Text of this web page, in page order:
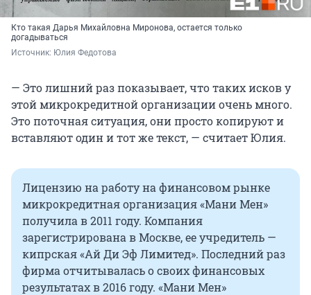
Кто такая Дарья Михайловна Миронова, остается только
догадываться
Источник: Юлия Федотова
— Это лишний раз показывает, что таких исков у
этой микрокредитной организации очень много.
Это поточная ситуация, они просто копируют и
вставляют один и тот же текст, — считает Юлия.
Лицензию на работу на финансовом рынке
микрокредитная организация «Мани Мен»
получила в 2011 году. Компания
зарегистрирована в Москве, ее учредитель —
кипрская «Ай Ди Эф Лимитед». Последний раз
фирма отчитывалась о своих финансовых
результатах в 2016 году. «Мани Мен»